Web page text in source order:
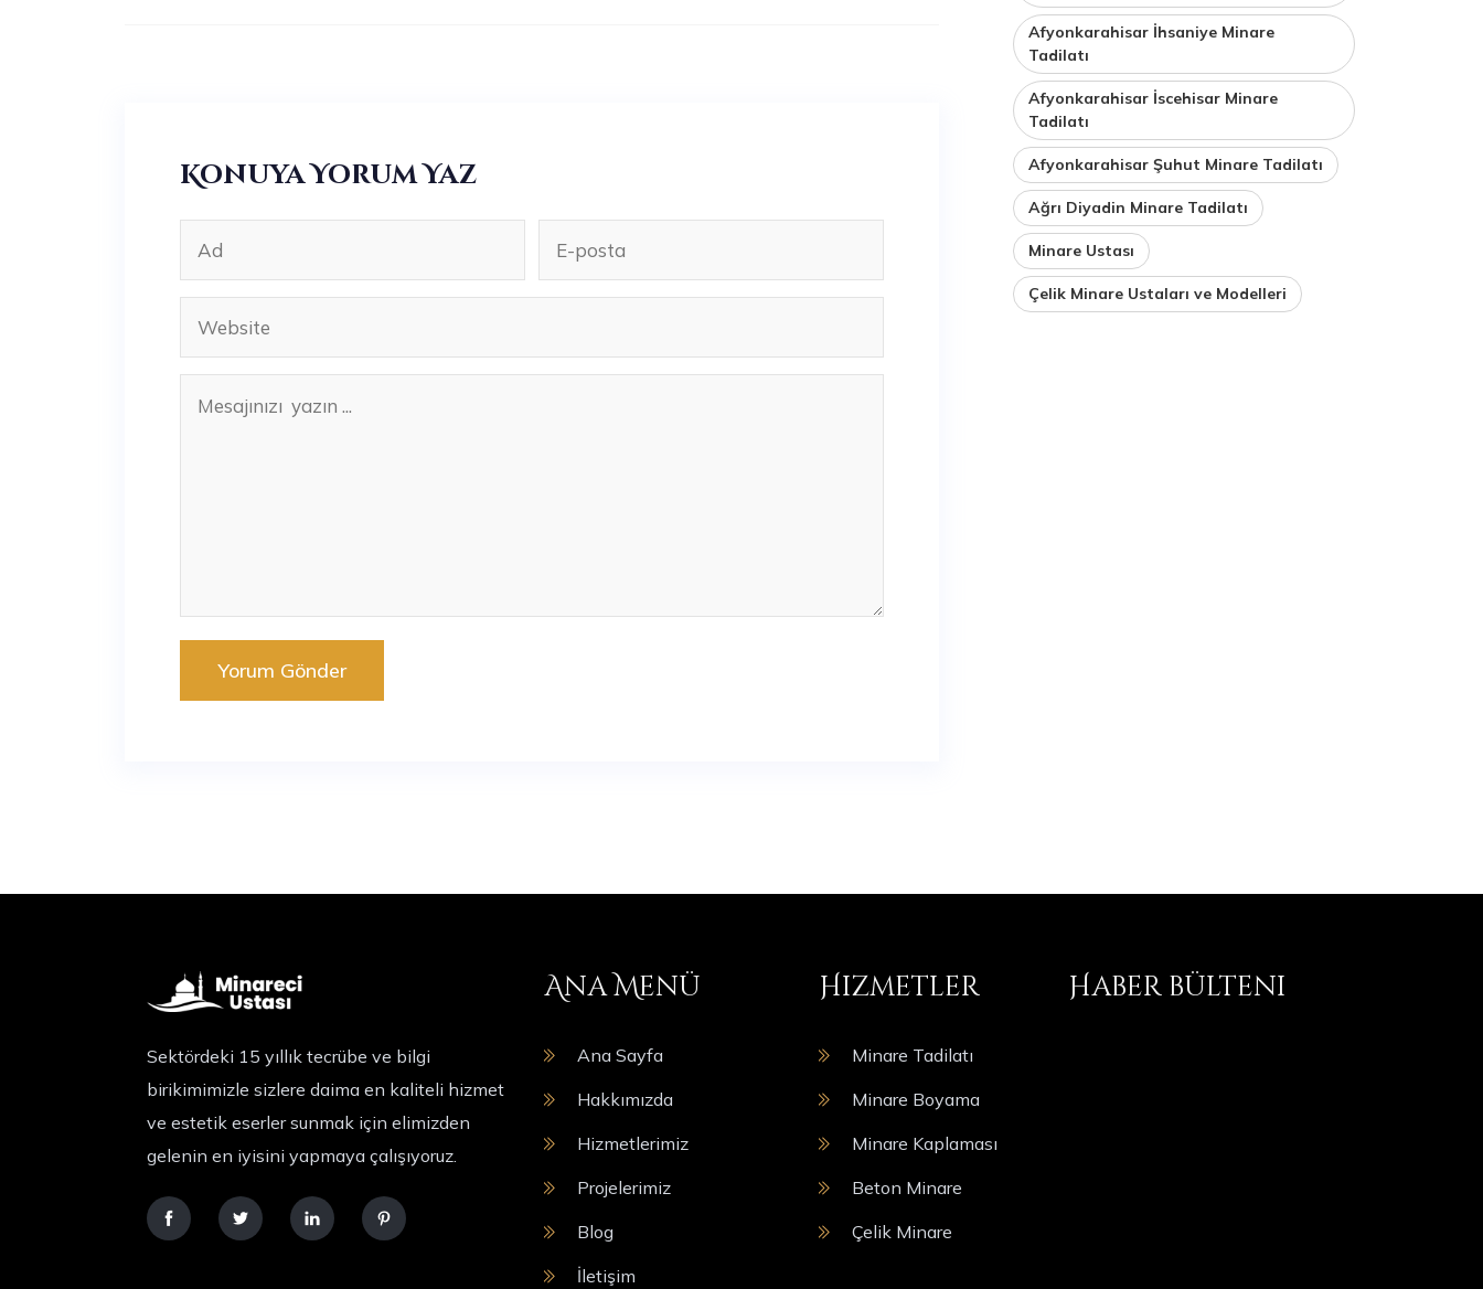
Konuya Yorum Yaz
Afyonkarahisar İhsaniye Minare
Tadilatı
Afyonkarahisar İscehisar Minare
Tadilatı
Afyonkarahisar Şuhut Minare Tadilatı
Ağrı Diyadin Minare Tadilatı
Minare Ustası
Çelik Minare Ustaları ve Modelleri
Sektördeki 15 yıllık tecrübe ve bilgi
birikimimizle sizlere daima en kaliteli hizmet
ve estetik eserler sunmak için elimizden
gelenin en iyisini yapmaya çalışıyoruz.
Ana Menü
Ana Sayfa
Hakkımızda
Hizmetlerimiz
Projelerimiz
Blog
İletişim
Hizmetler
Minare Tadilatı
Minare Boyama
Minare Kaplaması
Beton Minare
Çelik Minare
Haber bülteni